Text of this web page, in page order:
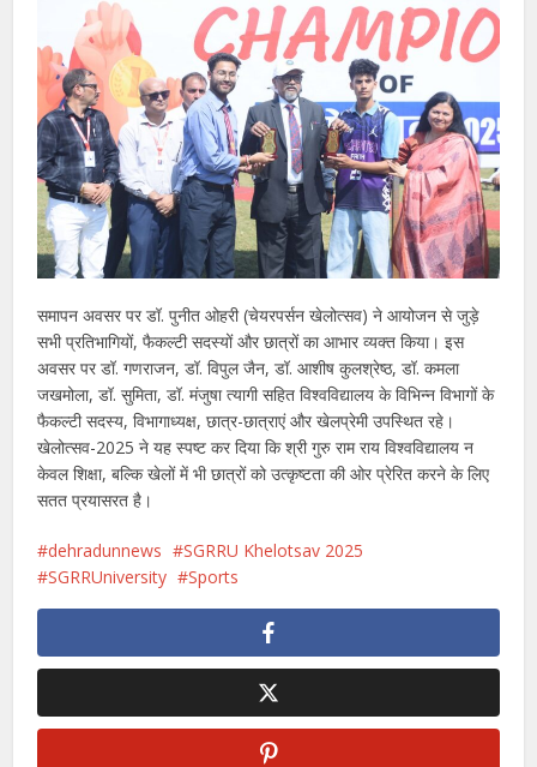
समापन अवसर पर डॉ. पुनीत ओहरी (चेयरपर्सन खेलोत्सव) ने आयोजन से जुड़े
सभी प्रतिभागियों, फैकल्टी सदस्यों और छात्रों का आभार व्यक्त किया। इस
अवसर पर डॉ. गणराजन, डॉ. विपुल जैन, डॉ. आशीष कुलश्रेष्ठ, डॉ. कमला
जखमोला, डॉ. सुमिता, डॉ. मंजुषा त्यागी सहित विश्वविद्यालय के विभिन्न विभागों के
फैकल्टी सदस्य, विभागाध्यक्ष, छात्र-छात्राएं और खेलप्रेमी उपस्थित रहे।
खेलोत्सव-2025 ने यह स्पष्ट कर दिया कि श्री गुरु राम राय विश्वविद्यालय न
केवल शिक्षा, बल्कि खेलों में भी छात्रों को उत्कृष्टता की ओर प्रेरित करने के लिए
सतत प्रयासरत है।
dehradunnews
SGRRU Khelotsav 2025
SGRRUniversity
Sports